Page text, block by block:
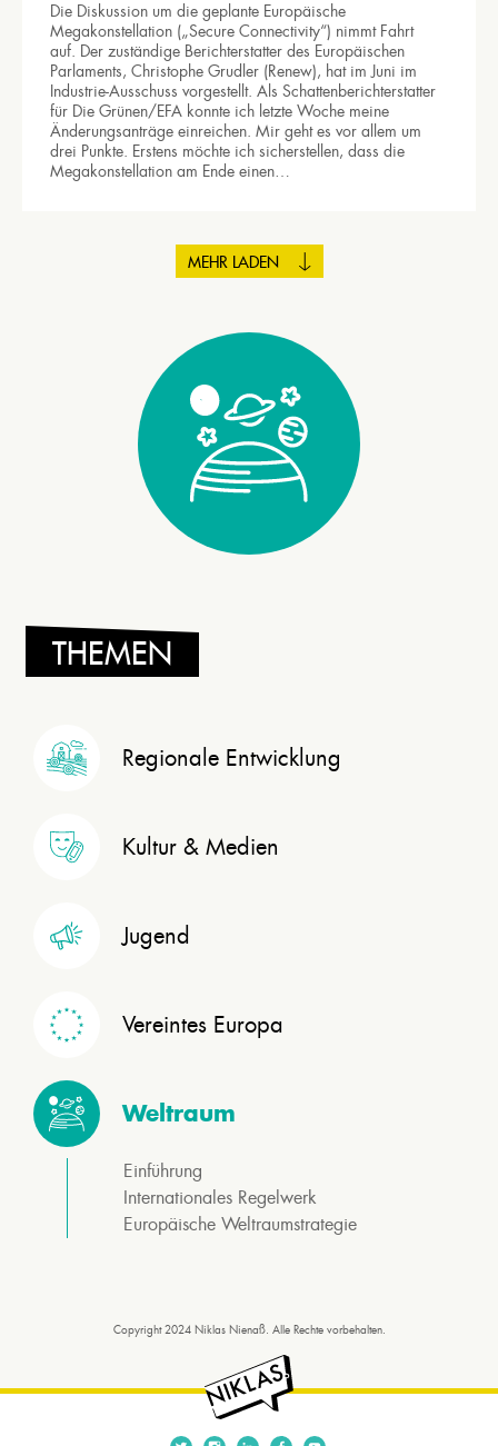
Die Diskussion um die geplante Europäische
Megakonstellation („Secure Connectivity“) nimmt Fahrt
auf. Der zuständige Berichterstatter des Europäischen
Parlaments, Christophe Grudler (Renew), hat im Juni im
Industrie-Ausschuss vorgestellt. Als Schattenberichterstatter
für Die Grünen/EFA konnte ich letzte Woche meine
Änderungsanträge einreichen. Mir geht es vor allem um
drei Punkte. Erstens möchte ich sicherstellen, dass die
Megakonstellation am Ende einen…
MEHR LADEN
THEMEN
Regionale Entwicklung
Kultur & Medien
Jugend
Vereintes Europa
Weltraum
Einführung
Internationales Regelwerk
Europäische Weltraumstrategie
Copyright 2024 Niklas Nienaß. Alle Rechte vorbehalten.